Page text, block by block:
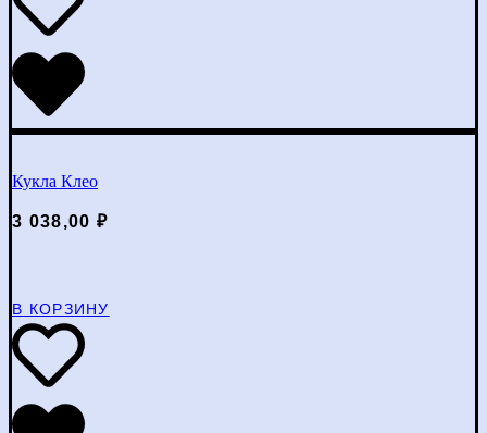
Кукла Клео
3 038,00 ₽
В КОРЗИНУ